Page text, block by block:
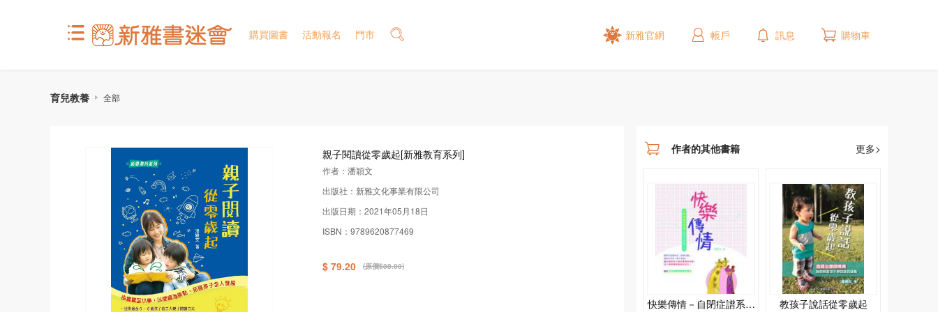
育兒教養 全部
親子閱讀從零歲起[新雅教育系列]
作者：潘穎文
出版社：新雅文化事業有限公司
出版日期：2021年05月18日
ISBN：9789620877469
$ 79.20 (原價$88.00)
作者的其他書籍 更多>
快樂傳情－自閉症譜系障
教孩子說話從零歲起
購買圖書 活動報名 門市 新雅官網 帳戶 訊息 購物車